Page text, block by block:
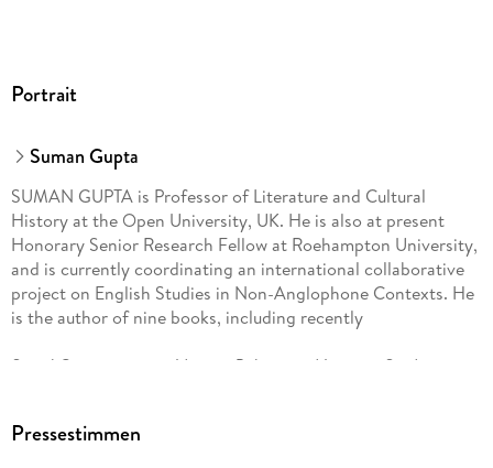
Portrait
Suman Gupta
SUMAN GUPTA is Professor of Literature and Cultural
History at the Open University, UK. He is also at present
Honorary Senior Research Fellow at Roehampton University,
and is currently coordinating an international collaborative
project on English Studies in Non-Anglophone Contexts. He
is the author of nine books, including recently
Social Constructionist Identity Politics and Literary Studies
Pressestimmen